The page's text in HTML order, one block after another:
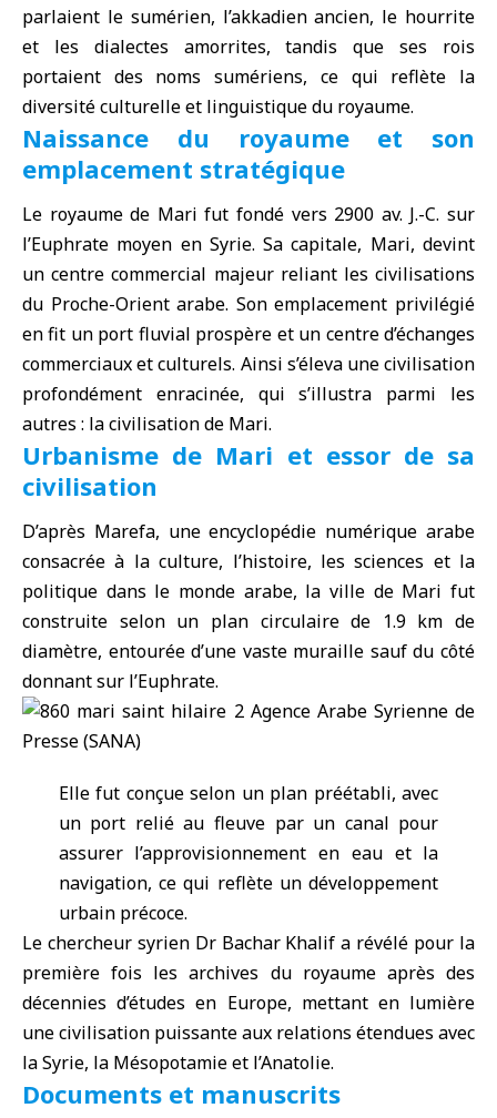
parlaient le sumérien, l’akkadien ancien, le hourrite
et les dialectes amorrites, tandis que ses rois
portaient des noms sumériens, ce qui reflète la
diversité culturelle et linguistique du royaume.
Naissance du royaume et son
emplacement stratégique
Le royaume de Mari fut fondé vers 2900 av. J.-C. sur
l’Euphrate moyen en Syrie. Sa capitale, Mari, devint
un centre commercial majeur reliant les civilisations
du Proche-Orient arabe. Son emplacement privilégié
en fit un port fluvial prospère et un centre d’échanges
commerciaux et culturels. Ainsi s’éleva une civilisation
profondément enracinée, qui s’illustra parmi les
autres : la civilisation de Mari.
Urbanisme de Mari et essor de sa
civilisation
D’après Marefa, une encyclopédie numérique arabe
consacrée à la culture, l’histoire, les sciences et la
politique dans le monde arabe, la ville de Mari fut
construite selon un plan circulaire de 1.9 km de
diamètre, entourée d’une vaste muraille sauf du côté
donnant sur l’Euphrate.
Elle fut conçue selon un plan préétabli, avec
un port relié au fleuve par un canal pour
assurer l’approvisionnement en eau et la
navigation, ce qui reflète un développement
urbain précoce.
Le chercheur syrien Dr Bachar Khalif a révélé pour la
première fois les archives du royaume après des
décennies d’études en Europe, mettant en lumière
une civilisation puissante aux relations étendues avec
la Syrie, la Mésopotamie et l’Anatolie.
Documents et manuscrits